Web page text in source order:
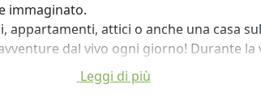
immaginato.
appartamenti, attici o anche una casa
dal vivo ogni giorno! Durante la
della zona - scimmie, bradipi, iguane, e
voi!
Leggi di più